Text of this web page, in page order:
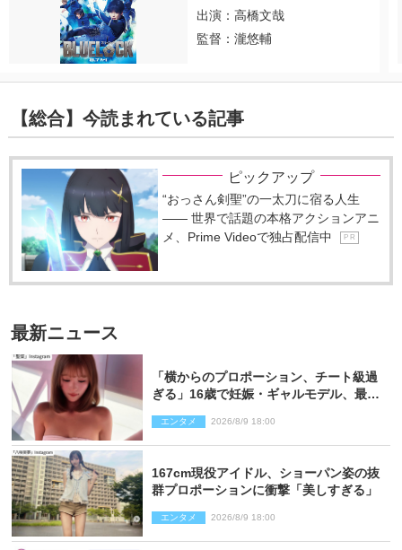
出演：高橋文哉
監督：瀧悠輔
【総合】今読まれている記事
ピックアップ
“おっさん剣聖”の一太刀に宿る人生
―― 世界で話題の本格アクションアニ
メ、Prime Videoで独占配信中
P R
最新ニュース
「横からのプロポーション、チート級過
ぎる」16歳で妊娠・ギャルモデル、最新
エンタメ 2026/8/9 18:00
167cm現役アイドル、ショーパン姿の抜
群プロポーションに衝撃「美しすぎる」
エンタメ 2026/8/9 18:00